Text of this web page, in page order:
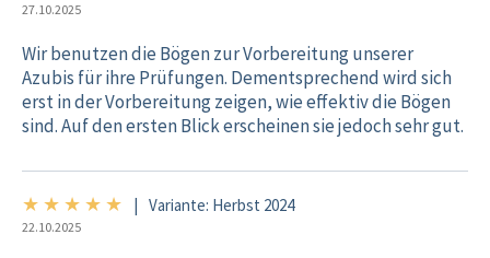
27.10.2025
Wir benutzen die Bögen zur Vorbereitung unserer
Azubis für ihre Prüfungen. Dementsprechend wird sich
erst in der Vorbereitung zeigen, wie effektiv die Bögen
sind. Auf den ersten Blick erscheinen sie jedoch sehr gut.
★ ★ ★ ★ ★ 5/5 Variante: Herbst 2024
22.10.2025